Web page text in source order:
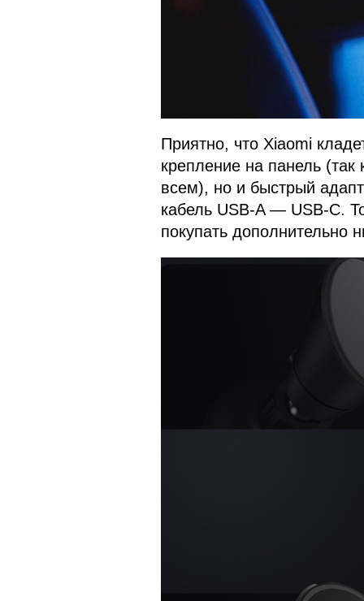
Приятно, что Xiaomi
крепление на панель
всем), но и быстрый
кабель USB-A — USB-C.
покупать дополнительно